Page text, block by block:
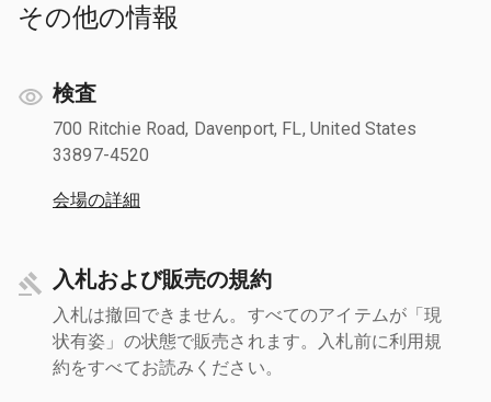
その他の情報
検査
700 Ritchie Road, Davenport, FL, United States
33897-4520
会場の詳細
入札および販売の規約
入札は撤回できません。すべてのアイテムが「現
状有姿」の状態で販売されます。入札前に利用規
約をすべてお読みください。